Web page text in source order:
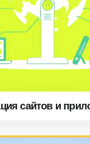
сайтов и